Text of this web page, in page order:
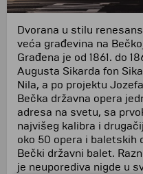
Dvorana u stilu
veća građevina na
Građena je od 1861. do
Augusta Sikarda fon
Nila, a po projektu
Bečka državna opera
adresa na svetu, sa
najvišeg kalibra i
oko 50 opera i baletskih
Bečki državni balet.
je neuporediva nigde u